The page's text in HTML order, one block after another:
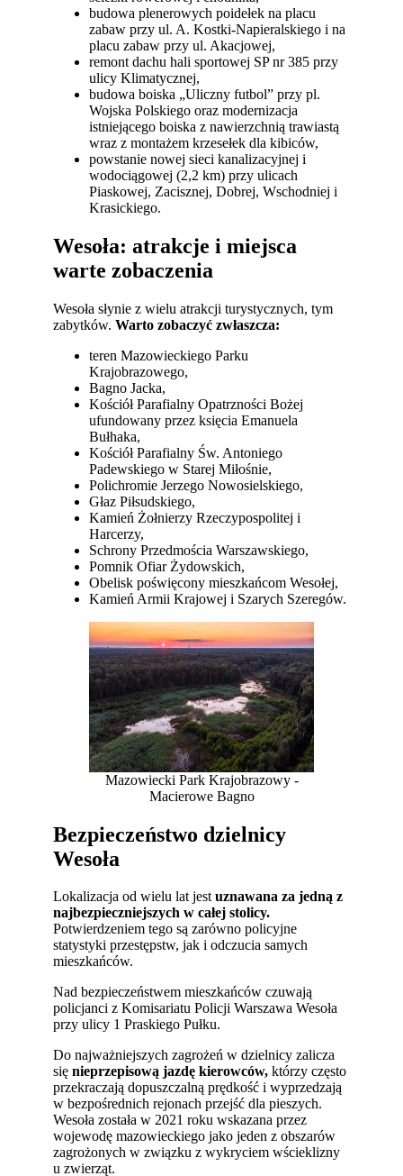
budowa plenerowych poidełek na placu
zabaw przy ul. A. Kostki-Napieralskiego i na
placu zabaw przy ul. Akacjowej,
remont dachu hali sportowej SP nr 385 przy
ulicy Klimatycznej,
budowa boiska „Uliczny futbol” przy pl.
Wojska Polskiego oraz modernizacja
istniejącego boiska z nawierzchnią trawiastą
wraz z montażem krzesełek dla kibiców,
powstanie nowej sieci kanalizacyjnej i
wodociągowej (2,2 km) przy ulicach
Piaskowej, Zacisznej, Dobrej, Wschodniej i
Krasickiego.
Wesoła: atrakcje i miejsca
warte zobaczenia
Wesoła słynie z wielu atrakcji turystycznych, tym
zabytków.Warto zobaczyć zwłaszcza:
teren Mazowieckiego Parku
Krajobrazowego,
Bagno Jacka,
Kościół Parafialny Opatrzności Bożej
ufundowany przez księcia Emanuela
Bułhaka,
Kościół Parafialny Św. Antoniego
Padewskiego w Starej Miłośnie,
Polichromie Jerzego Nowosielskiego,
Głaz Piłsudskiego,
Kamień Żołnierzy Rzeczypospolitej i
Harcerzy,
Schrony Przedmościa Warszawskiego,
Pomnik Ofiar Żydowskich,
Obelisk poświęcony mieszkańcom Wesołej,
Kamień Armii Krajowej i Szarych Szeregów.
Mazowiecki Park Krajobrazowy -
Macierowe Bagno
Bezpieczeństwo dzielnicy
Wesoła
Lokalizacja od wielu lat jestuznawana za jedną z
najbezpieczniejszych w całej stolicy.
Potwierdzeniem tego są zarówno policyjne
statystyki przestępstw, jak i odczucia samych
mieszkańców.
Nad bezpieczeństwem mieszkańców czuwają
policjanci z Komisariatu Policji Warszawa Wesoła
przy ulicy 1 Praskiego Pułku.
Do najważniejszych zagrożeń w dzielnicy zalicza
sięnieprzepisową jazdę kierowców, którzy często
przekraczają dopuszczalną prędkość i wyprzedzają
w bezpośrednich rejonach przejść dla pieszych.
Wesoła została w 2021 roku wskazana przez
wojewodę mazowieckiego jako jeden z obszarów
zagrożonych w związku z wykryciem wścieklizny
u zwierząt.